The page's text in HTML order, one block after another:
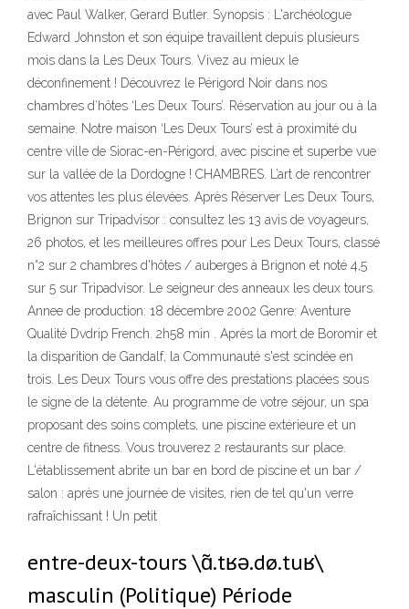
avec Paul Walker, Gerard Butler. Synopsis : L'archéologue
Edward Johnston et son équipe travaillent depuis plusieurs
mois dans la Les Deux Tours. Vivez au mieux le
déconfinement ! Découvrez le Périgord Noir dans nos
chambres d’hôtes ‘Les Deux Tours’. Réservation au jour ou à la
semaine. Notre maison ‘Les Deux Tours’ est à proximité du
centre ville de Siorac-en-Périgord, avec piscine et superbe vue
sur la vallée de la Dordogne ! CHAMBRES. L’art de rencontrer
vos attentes les plus élevées. Après Réserver Les Deux Tours,
Brignon sur Tripadvisor : consultez les 13 avis de voyageurs,
26 photos, et les meilleures offres pour Les Deux Tours, classé
n°2 sur 2 chambres d'hôtes / auberges à Brignon et noté 4,5
sur 5 sur Tripadvisor. Le seigneur des anneaux les deux tours.
Annee de production: 18 décembre 2002 Genre: Aventure
Qualité Dvdrip French. 2h58 min . Après la mort de Boromir et
la disparition de Gandalf, la Communauté s'est scindée en
trois. Les Deux Tours vous offre des prestations placées sous
le signe de la détente. Au programme de votre séjour, un spa
proposant des soins complets, une piscine extérieure et un
centre de fitness. Vous trouverez 2 restaurants sur place.
L'établissement abrite un bar en bord de piscine et un bar /
salon : après une journée de visites, rien de tel qu'un verre
rafraîchissant ! Un petit
entre-deux-tours \ɑ̃.tʁə.dø.tuʁ\
masculin (Politique) Période